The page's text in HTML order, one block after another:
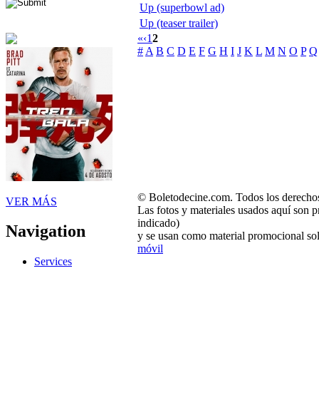
VER MÁS
Navigation
Services
Up (superbowl ad)
Up (teaser trailer)
«‹12
# A B C D E F G H I J K L M N O P Q
© Boletodecine.com. Todos los
Las fotos y materiales usados aquí son
indicado)
y se usan como material promocional
móvil